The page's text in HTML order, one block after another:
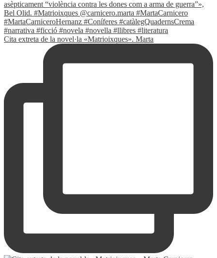
Cita extreta de la novel·la «Matrioixques». Marta